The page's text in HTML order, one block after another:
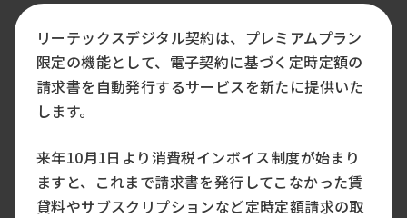
リーテックスデジタル契約は、プレミアムプラン
限定の機能として、電子契約に基づく定時定額の
請求書を自動発行するサービスを新たに提供いた
します。
来年10月1日より消費税インボイス制度が始まり
ますと、これまで請求書を発行してこなかった賃
貸料やサブスクリプションなど定時定額請求の取